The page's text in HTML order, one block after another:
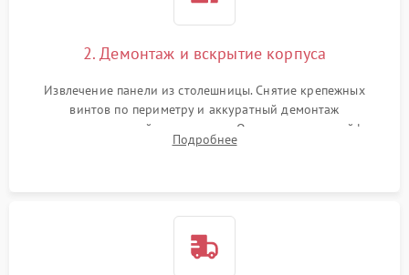
2. Демонтаж и вскрытие корпуса
Извлечение панели из столешницы. Снятие крепежных
винтов по периметру и аккуратный демонтаж
стеклокерамической поверхности. Отсоединение шлейфов
сенсорного блока для доступа к силовым платам, катушкам
Подробнее